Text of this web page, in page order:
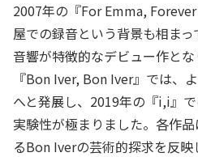
2007年の『For Emma,
屋での録音という背景も相ま
音響が特徴的なデビュー作と
『Bon Iver, Bon Iver』では、
へと発展し、2019年の『i,i』
実験性が極まりました。各作
るBon Iverの芸術的探求を反映